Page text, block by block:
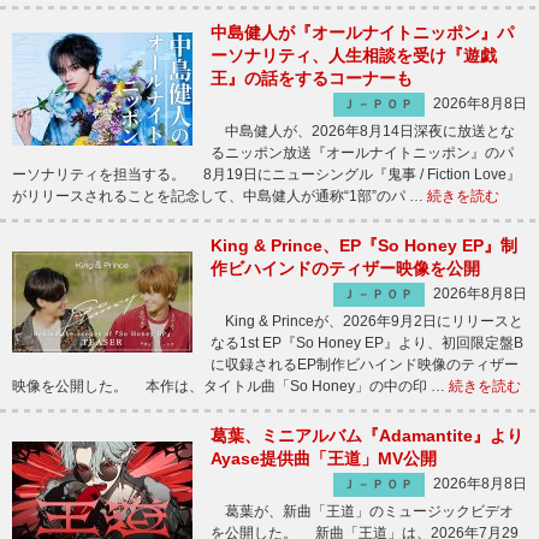
中島健人が『オールナイトニッポン』パ
ーソナリティ、人生相談を受け『遊戯
王』の話をするコーナーも
Ｊ－ＰＯＰ
2026年8月8日
中島健人が、2026年8月14日深夜に放送とな
るニッポン放送『オールナイトニッポン』のパ
ーソナリティを担当する。 8月19日にニューシングル『鬼事 / Fiction Love』
がリリースされることを記念して、中島健人が通称“1部”のパ … 続きを読む
King & Prince、EP『So Honey EP』制
作ビハインドのティザー映像を公開
Ｊ－ＰＯＰ
2026年8月8日
King & Princeが、2026年9月2日にリリースと
なる1st EP『So Honey EP』より、初回限定盤B
に収録されるEP制作ビハインド映像のティザー
映像を公開した。 本作は、タイトル曲「So Honey」の中の印 … 続きを読む
葛葉、ミニアルバム『Adamantite』より
Ayase提供曲「王道」MV公開
Ｊ－ＰＯＰ
2026年8月8日
葛葉が、新曲「王道」のミュージックビデオ
を公開した。 新曲「王道」は、2026年7月29